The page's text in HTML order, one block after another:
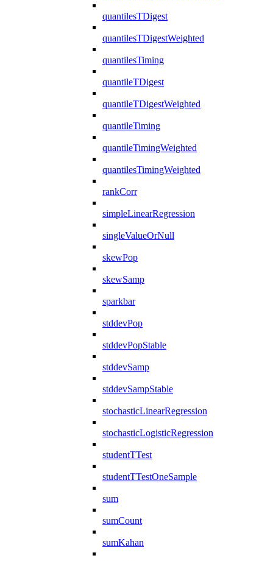
quantilesTDigest
quantilesTDigestWeighted
quantilesTiming
quantileTDigest
quantileTDigestWeighted
quantileTiming
quantileTimingWeighted
quantilesTimingWeighted
rankCorr
simpleLinearRegression
singleValueOrNull
skewPop
skewSamp
sparkbar
stddevPop
stddevPopStable
stddevSamp
stddevSampStable
stochasticLinearRegression
stochasticLogisticRegression
studentTTest
studentTTestOneSample
sum
sumCount
sumKahan